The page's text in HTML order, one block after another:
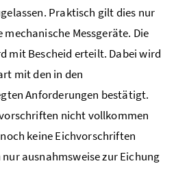
Praktisch gilt dies nur
Messgeräte. Die
mit Bescheid erteilt. Dabei wird
mit den in den
Anforderungen bestätigt.
nicht vollkommen
keine Eichvorschriften
ausnahmsweise zur Eichung